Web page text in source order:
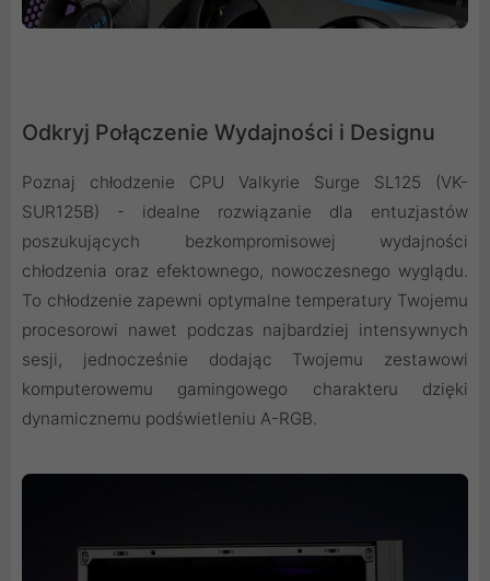
Odkryj Połączenie Wydajności i Designu
Poznaj chłodzenie CPU Valkyrie Surge SL125 (VK-
SUR125B) - idealne rozwiązanie dla entuzjastów
poszukujących bezkompromisowej wydajności
chłodzenia oraz efektownego, nowoczesnego wyglądu.
To chłodzenie zapewni optymalne temperatury Twojemu
procesorowi nawet podczas najbardziej intensywnych
sesji, jednocześnie dodając Twojemu zestawowi
komputerowemu gamingowego charakteru dzięki
dynamicznemu podświetleniu A-RGB.